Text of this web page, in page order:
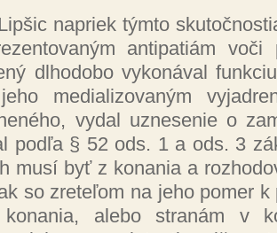
napriek týmto
antipatiám voči
dlhodobovykonával
medializovaným
vydal uznesenie o
podľa § 52 ods. 1 a ods. 3
musí byť z konania a
so zreteľom na jeho pomer k
konania, alebostranám v